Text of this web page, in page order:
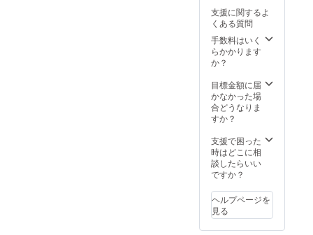
とSNS
アカウ
ントが
あれば
備考欄
載くだ
さい。
作品制
作の注
AIを活
用した
映像作
品であ
・著作
権や肖
像権を
侵害す
支援に関するよ
くある質問
手数料はいく
らかかります
か？
目標金額に届
かなかった場
合どうなりま
すか？
支援で困った
時はどこに相
談したらいい
ですか？
ヘルプページを
見る